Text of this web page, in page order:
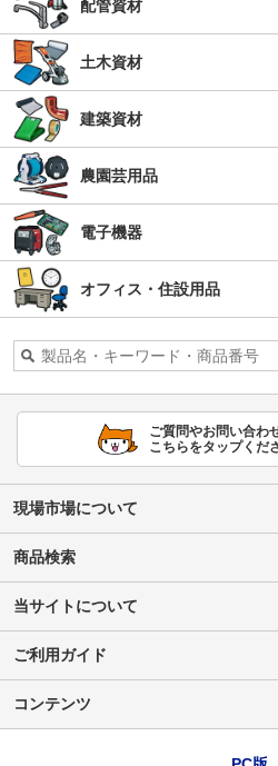
配管資材
土木資材
建築資材
農園芸用品
電子機器
オフィス・住設用品
ご質問やお問い合わ
こちらをタップくだ
現場市場について
商品検索
当サイトについて
ご利用ガイド
コンテンツ